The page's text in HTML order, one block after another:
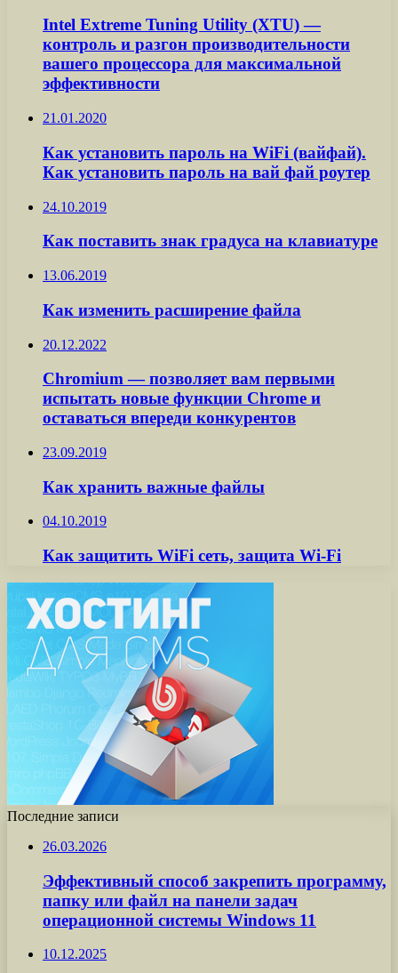
Intel Extreme Tuning Utility (XTU) —
контроль и разгон производительности
вашего процессора для максимальной
эффективности
21.01.2020
Как установить пароль на WiFi (вайфай).
Как установить пароль на вай фай роутер
24.10.2019
Как поставить знак градуса на клавиатуре
13.06.2019
Как изменить расширение файла
20.12.2022
Chromium — позволяет вам первыми
испытать новые функции Chrome и
оставаться впереди конкурентов
23.09.2019
Как хранить важные файлы
04.10.2019
Как защитить WiFi сеть, защита Wi-Fi
Последние записи
26.03.2026
Эффективный способ закрепить программу,
папку или файл на панели задач
операционной системы Windows 11
10.12.2025